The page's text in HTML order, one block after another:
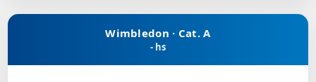
Wimbledon · Cat. A
- hs